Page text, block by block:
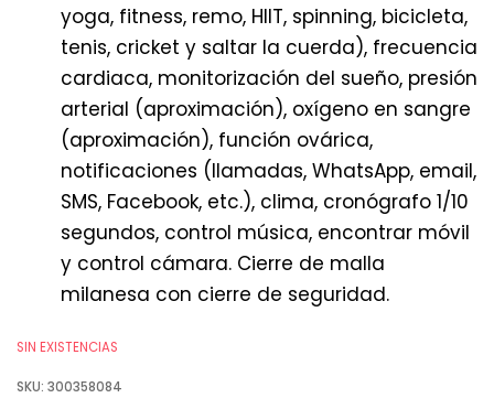
yoga, fitness, remo, HIIT, spinning, bicicleta,
tenis, cricket y saltar la cuerda), frecuencia
cardiaca, monitorización del sueño, presión
arterial (aproximación), oxígeno en sangre
(aproximación), función ovárica,
notificaciones (llamadas, WhatsApp, email,
SMS, Facebook, etc.), clima, cronógrafo 1/10
segundos, control música, encontrar móvil
y control cámara. Cierre de malla
milanesa con cierre de seguridad.
SIN EXISTENCIAS
SKU: 300358084